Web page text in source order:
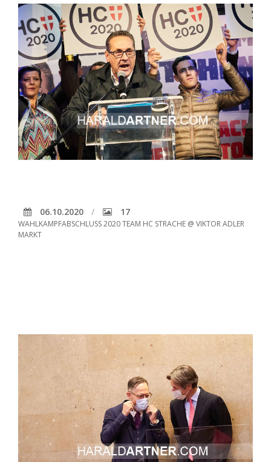
06.10.2020 17
WAHLKAMPFABSCHLUSS 2020 TEAM HC STRACHE @ VIKTOR ADLER
MARKT